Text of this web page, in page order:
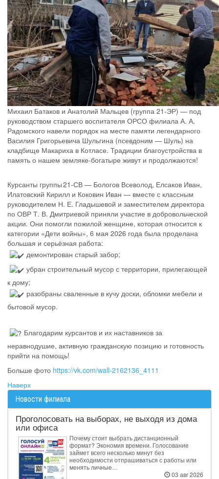
Михаил Батаков и Анатолий Мальцев (группа 21-ЭР) — под
руководством старшего воспитателя ОРСО филиала А. А.
Радомского навели порядок на месте памяти легендарного
Василия Григорьевича Шульгина (псевдоним — Шуль) на
кладбище Макариха в Котласе. Традиции благоустройства в
память о нашем земляке‑богатыре живут и продолжаются!
Курсанты группы 21‑СВ — Бологов Всеволод, Елсаков Иван,
Илатовский Кирилл и Коковин Иван — вместе с классным
руководителем Н. Е. Гладышевой и заместителем директора
по ОВР Т. В. Дмитриевой приняли участие в добровольческой
акции. Они помогли пожилой женщине, которая относится к
категории «Дети войны», 6 мая 2026 года была проделана
большая и серьёзная работа:
демонтирован старый забор;
убран строительный мусор с территории, прилегающей
к дому;
разобраны сваленные в кучу доски, обломки мебели и
бытовой мусор.
Благодарим курсантов и их наставников за
неравнодушие, активную гражданскую позицию и готовность
прийти на помощь!
Больше фото https://vk.com/wall-2162136_4111
Наверх
Новости филиала
Проголосовать на выборах, не выходя из дома
или офиса
Почему стоит выбрать дистанционный
формат? Экономия времени. Голосование
займет всего несколько минут без
необходимости отпрашиваться с работы или
менять личные…
03 авг 2026